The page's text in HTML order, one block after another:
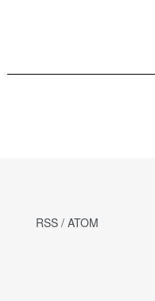
RSS / ATOM